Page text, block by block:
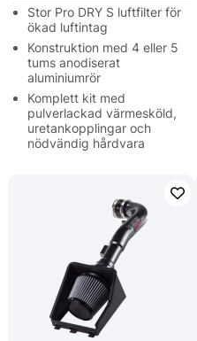
Stor Pro DRY S luftfilter för
ökad luftintag
Konstruktion med 4 eller 5
tums anodiserat
aluminiumrör
Komplett kit med
pulverlackad värmesköld,
uretankopplingar och
nödvändig hårdvara